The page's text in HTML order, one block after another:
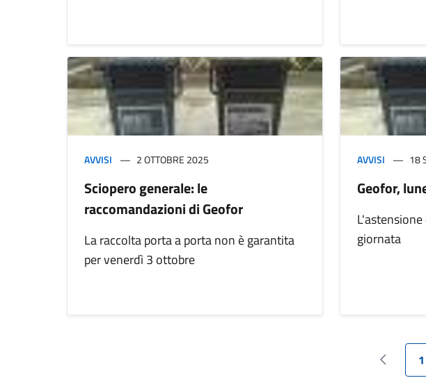
AVVISI 2 OTTOBRE 2025
Sciopero generale: le
raccomandazioni di Geofor
La raccolta porta a porta non è garantita
per venerdì 3 ottobre
AVVISI 18
Geofor,
giornata
Pagina
1